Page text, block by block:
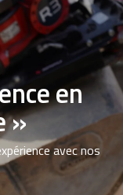
en
»
avec nos